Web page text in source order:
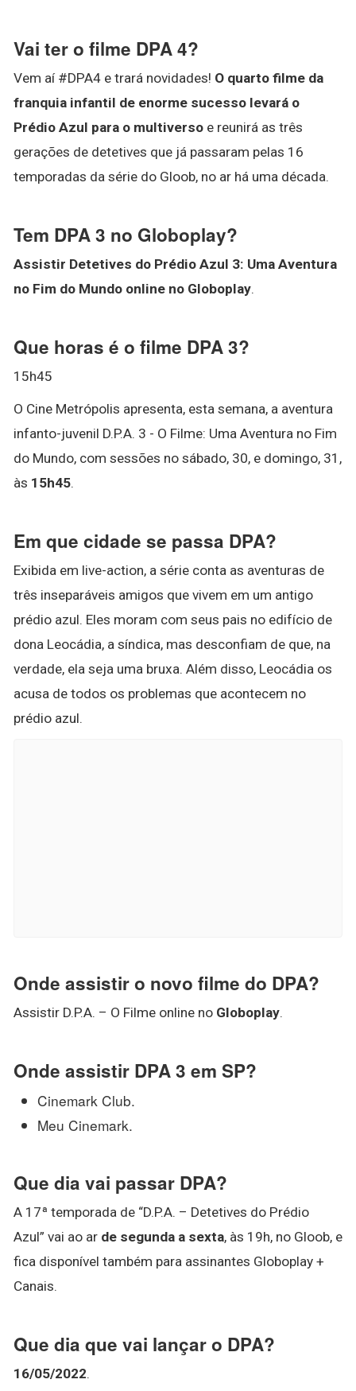
Vai ter o filme DPA 4?
Vem aí #DPA4 e trará novidades! O quarto filme da
franquia infantil de enorme sucesso levará o
Prédio Azul para o multiverso e reunirá as três
gerações de detetives que já passaram pelas 16
temporadas da série do Gloob, no ar há uma década.
Tem DPA 3 no Globoplay?
Assistir Detetives do Prédio Azul 3: Uma Aventura
no Fim do Mundo online no Globoplay.
Que horas é o filme DPA 3?
15h45
O Cine Metrópolis apresenta, esta semana, a aventura
infanto-juvenil D.P.A. 3 - O Filme: Uma Aventura no Fim
do Mundo, com sessões no sábado, 30, e domingo, 31,
às 15h45.
Em que cidade se passa DPA?
Exibida em live-action, a série conta as aventuras de
três inseparáveis amigos que vivem em um antigo
prédio azul. Eles moram com seus pais no edifício de
dona Leocádia, a síndica, mas desconfiam de que, na
verdade, ela seja uma bruxa. Além disso, Leocádia os
acusa de todos os problemas que acontecem no
prédio azul.
Onde assistir o novo filme do DPA?
Assistir D.P.A. – O Filme online no Globoplay.
Onde assistir DPA 3 em SP?
Cinemark Club.
Meu Cinemark.
Que dia vai passar DPA?
A 17ª temporada de “D.P.A. – Detetives do Prédio
Azul” vai ao ar de segunda a sexta, às 19h, no Gloob, e
fica disponível também para assinantes Globoplay +
Canais.
Que dia que vai lançar o DPA?
16/05/2022.